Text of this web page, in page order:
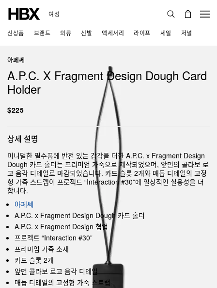
여성
신상품 브랜드 의류 신발 액세서리 라이프 세일 저널
아페쎄
A.P.C. X Fragment Design Dough Card
Holder
$225
상세 설명
미니멀한 필수품에 반전 있는 감각을 더한 A.P.C. x Fragment Design
Dough 카드 홀더는 프리미엄 가죽으로 제작되었으며, 앞면의 콜라보 로
고 음각 디테일로 마감되었습니다. 카드 슬롯 2개와 매듭 디테일의 고정
형 가죽 스트랩이 프로젝트 “Interaction #30”에 일상적인 실용성을 더
합니다.
아페쎄
A.P.C. x Fragment Design Dough 카드 홀더
A.P.C. x Fragment Design 협업
프로젝트 “Interaction #30”
프리미엄 가죽 소재
카드 슬롯 2개
앞면 콜라보 로고 음각 디테일
매듭 디테일의 고정형 가죽 스트랩